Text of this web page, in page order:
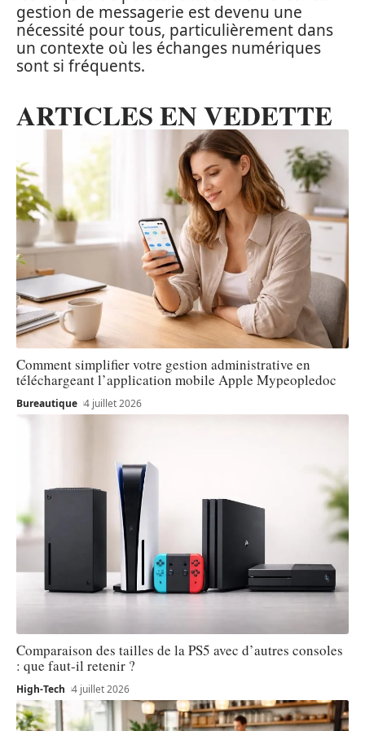
gestion de messagerie est devenu une
nécessité pour tous, particulièrement dans
un contexte où les échanges numériques
sont si fréquents.
ARTICLES EN VEDETTE
Comment simplifier votre gestion administrative en
téléchargeant l’application mobile Apple Mypeopledoc
Bureautique 4 juillet 2026
Comparaison des tailles de la PS5 avec d’autres consoles
: que faut-il retenir ?
High-Tech 4 juillet 2026